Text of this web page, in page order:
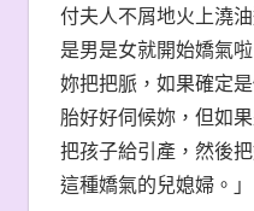
付夫人不屑地火上澆
是男是女就開始嬌氣
妳把把脈，如果確定
胎好好伺候妳，但如
把孩子給引產，然後
這種嬌氣的兒媳婦。」